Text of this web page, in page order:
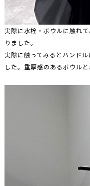
実際に水栓・ボウルに触れ
りました。
実際に触ってみるとハンド
した。重厚感のあるボウルと